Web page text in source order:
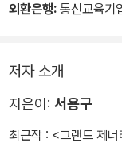
외환은행: 통신교육기
저자 소개
지은이: 서용구
최근작 : <그랜드 제